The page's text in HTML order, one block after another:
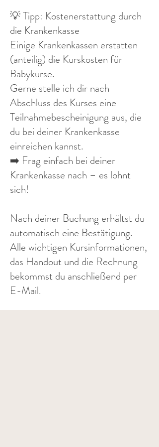
💡 Tipp: Kostenerstattung durch
die Krankenkasse
Einige Krankenkassen erstatten
(anteilig) die Kurskosten für
Babykurse.
Gerne stelle ich dir nach
Abschluss des Kurses eine
Teilnahmebescheinigung aus, die
du bei deiner Krankenkasse
einreichen kannst.
➡️ Frag einfach bei deiner
Krankenkasse nach – es lohnt
sich!
Nach deiner Buchung erhältst du
automatisch eine Bestätigung.
Alle wichtigen Kursinformationen,
das Handout und die Rechnung
bekommst du anschließend per
E-Mail.